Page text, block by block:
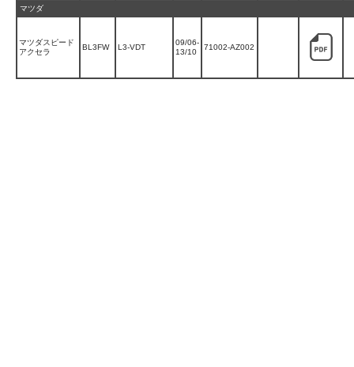
マツダ
マツダスピード
アクセラ
BL3FW L3-VDT
09/06-
13/10
71002-AZ002